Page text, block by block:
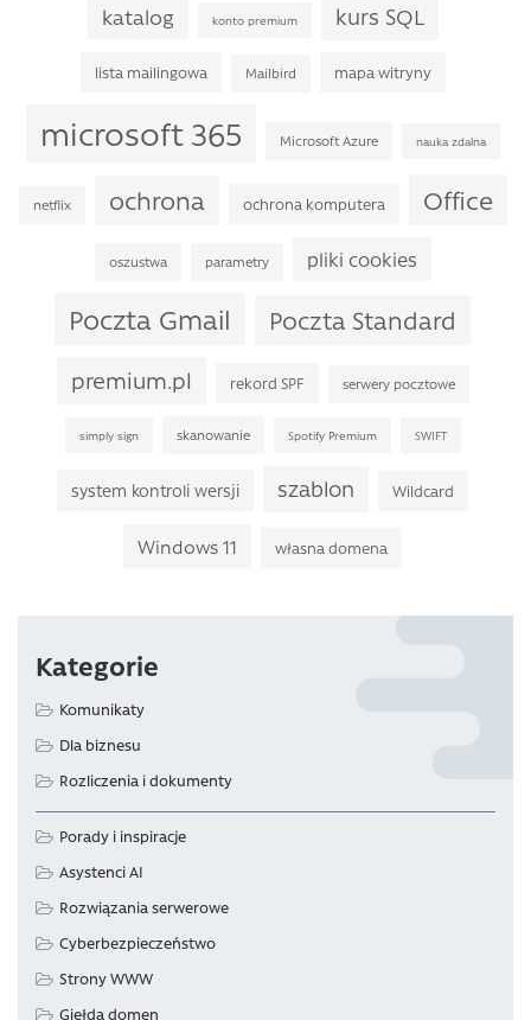
katalog konto premium kurs SQL
lista mailingowa Mailbird mapa witryny
microsoft 365 Microsoft Azure nauka zdalna
netflix ochrona ochrona komputera Office
oszustwa parametry pliki cookies
Poczta Gmail Poczta Standard
premium.pl rekord SPF serwery pocztowe
simply sign skanowanie Spotify Premium SWIFT
system kontroli wersji szablon Wildcard
Windows 11 własna domena
Kategorie
Komunikaty
Dla biznesu
Rozliczenia i dokumenty
Porady i inspiracje
Asystenci AI
Rozwiązania serwerowe
Cyberbezpieczeństwo
Strony WWW
Giełda domen